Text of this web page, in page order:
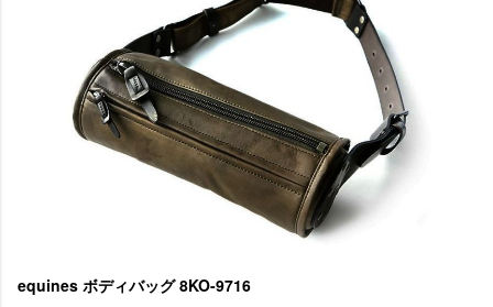
equines ボディバッグ 8KO-9716